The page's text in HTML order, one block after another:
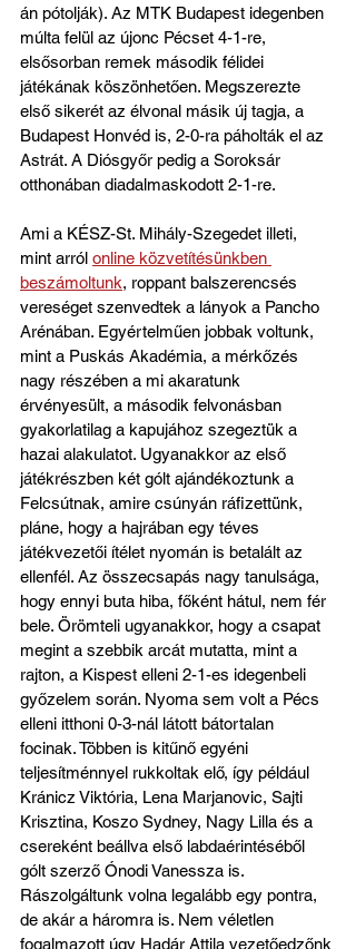
án pótolják). Az MTK Budapest idegenben
múlta felül az újonc Pécset 4-1-re,
elsősorban remek második félidei
játékának köszönhetően. Megszerezte
első sikerét az élvonal másik új tagja, a
Budapest Honvéd is, 2-0-ra páholták el az
Astrát. A Diósgyőr pedig a Soroksár
otthonában diadalmaskodott 2-1-re.
Ami a KÉSZ-St. Mihály-Szegedet illeti,
mint arról online közvetítésünkben
beszámoltunk, roppant balszerencsés
vereséget szenvedtek a lányok a Pancho
Arénában. Egyértelműen jobbak voltunk,
mint a Puskás Akadémia, a mérkőzés
nagy részében a mi akaratunk
érvényesült, a második felvonásban
gyakorlatilag a kapujához szegeztük a
hazai alakulatot. Ugyanakkor az első
játékrészben két gólt ajándékoztunk a
Felcsútnak, amire csúnyán ráfizettünk,
pláne, hogy a hajrában egy téves
játékvezetői ítélet nyomán is betalált az
ellenfél. Az összecsapás nagy tanulsága,
hogy ennyi buta hiba, főként hátul, nem fér
bele. Örömteli ugyanakkor, hogy a csapat
megint a szebbik arcát mutatta, mint a
rajton, a Kispest elleni 2-1-es idegenbeli
győzelem során. Nyoma sem volt a Pécs
elleni itthoni 0-3-nál látott bátortalan
focinak. Többen is kitűnő egyéni
teljesítménnyel rukkoltak elő, így például
Kránicz Viktória, Lena Marjanovic, Sajti
Krisztina, Koszo Sydney, Nagy Lilla és a
csereként beállva első labdaérintéséből
gólt szerző Ónodi Vanessza is.
Rászolgáltunk volna legalább egy pontra,
de akár a háromra is. Nem véletlen
fogalmazott úgy Hadár Attila vezetőedzőnk